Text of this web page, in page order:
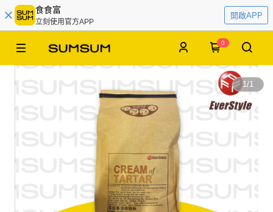
食食富
立刻使用官方APP
開啟APP
0
1/1